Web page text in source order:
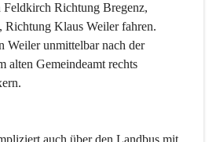
Richtung Bregenz,
Klaus Weiler fahren.
Weiler unmittelbar nach der
alten Gemeindeamt rechts
auch über den Landbus mit